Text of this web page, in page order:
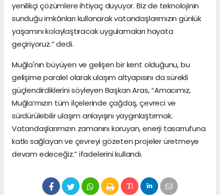
yenilikçi çözümlere ihtiyaç duyuyor. Biz de teknolojinin
sunduğu imkânları kullanarak vatandaşlarımızın günlük
yaşamını kolaylaştıracak uygulamaları hayata
geçiriyoruz.” dedi.
Muğla'nın büyüyen ve gelişen bir kent olduğunu, bu
gelişime paralel olarak ulaşım altyapısını da sürekli
güçlendirdiklerini söyleyen Başkan Aras, “Amacımız,
Muğla’mızın tüm ilçelerinde çağdaş, çevreci ve
sürdürülebilir ulaşım anlayışını yaygınlaştırmak.
Vatandaşlarımızın zamanını koruyan, enerji tasarrufuna
katkı sağlayan ve çevreyi gözeten projeler üretmeye
devam edeceğiz.” ifadelerini kullandı.